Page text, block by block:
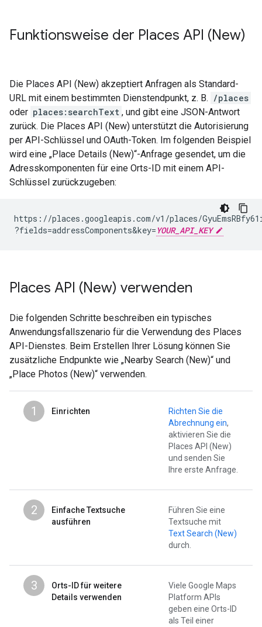
Funktionsweise der Places API (New)
Die Places API (New) akzeptiert Anfragen als Standard-
URL mit einem bestimmten Dienstendpunkt, z. B. /places
oder places:searchText , und gibt eine JSON-Antwort
zurück. Die Places API (New) unterstützt die Autorisierung
per API-Schlüssel und OAuth-Token. Im folgenden Beispiel
wird eine „Place Details (New)“-Anfrage gesendet, um die
Adresskomponenten für eine Orts-ID mit einem API-
Schlüssel zurückzugeben:
https://places.googleapis.com/v1/places/
?fields=addressComponents&key= YOUR_API_KEY
Places API (New) verwenden
Die folgenden Schritte beschreiben ein typisches
Anwendungsfallszenario für die Verwendung des Places
API-Dienstes. Beim Erstellen Ihrer Lösung können Sie
zusätzliche Endpunkte wie „Nearby Search (New)“ und
„Place Photos (New)“ verwenden.
1 Einrichten
Richten Sie die
Abrechnung ein,
aktivieren Sie die
Places API (New)
und senden Sie
Ihre erste Anfrage.
2
Einfache Textsuche
ausführen
Führen Sie eine
Textsuche mit
Text Search (New)
durch.
3
Orts-ID für weitere
Details verwenden
Viele Google Maps
Platform APIs
geben eine Orts-ID
als Teil einer